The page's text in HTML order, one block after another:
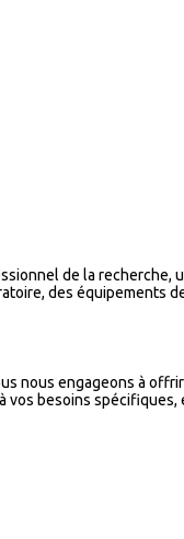
de la recherche,
des équipements
nous engageons à
besoins